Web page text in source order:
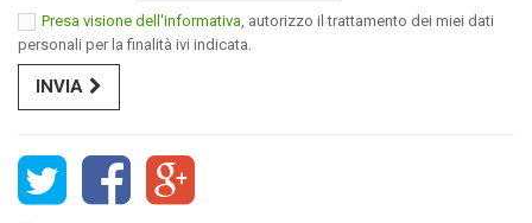
Presa visione dell'informativa , autorizzo il trattamento dei miei dati
personali per la finalità ivi indicata.
INVIA